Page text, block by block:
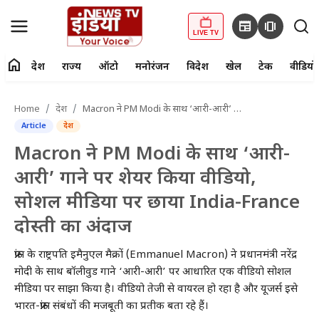
LIVE TV newspaper amp_stories
Home
राज्य
ऑटो
मनोरंजन
विदेश
home देश राज्य ऑटो मनोरंजन विदेश खेल टेक वीडियो
Home देश Macron ने PM Modi के साथ ‘आरी-आरी’ गाने पर शेयर किया वीडियो, सोशल मीडिया पर छाया India-France दोस्ती का अंदाज
Article देश
Macron ने PM Modi के साथ ‘आरी-
आरी’ गाने पर शेयर किया वीडियो,
सोशल मीडिया पर छाया India-France
दोस्ती का अंदाज
फ्रांस के राष्ट्रपति इमैनुएल मैक्रों (Emmanuel Macron) ने प्रधानमंत्री नरेंद्र
मोदी के साथ बॉलीवुड गाने ‘आरी-आरी’ पर आधारित एक वीडियो सोशल
मीडिया पर साझा किया है। वीडियो तेजी से वायरल हो रहा है और यूजर्स इसे
भारत-फ्रांस संबंधों की मजबूती का प्रतीक बता रहे हैं।